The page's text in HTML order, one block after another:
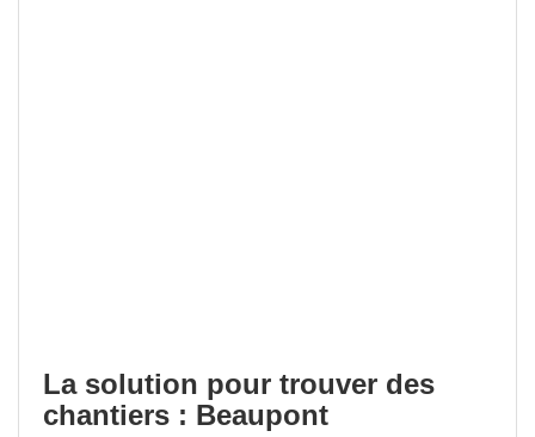
La solution pour trouver des
chantiers : Beaupont